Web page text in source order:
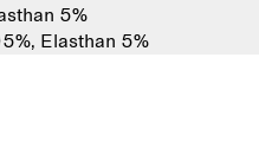
5%
Elasthan 5%